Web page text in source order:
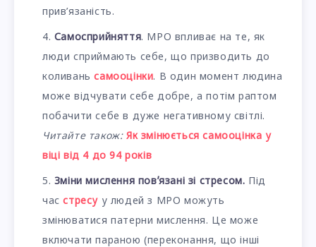
прив’язаність.
Самосприйняття. МРО впливає на те, як
люди сприймають себе, що призводить до
коливаньсамооцінки. В один момент людина
може відчувати себе добре, а потім раптом
побачити себе в дуже негативному світлі.
Читайте також: Як змінюється самооцінка у
віці від 4 до 94 років
Зміни мислення повʼязані зі стресом. Під
часстресу у людей з МРО можуть
змінюватися патерни мислення. Це може
включати параною (переконання, що інші